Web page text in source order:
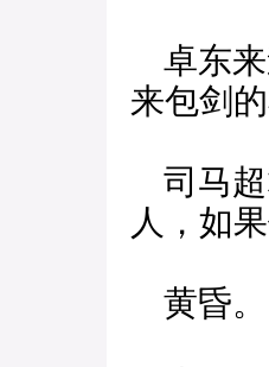
卓东来
来包剑
司马超
人，如
黄昏。